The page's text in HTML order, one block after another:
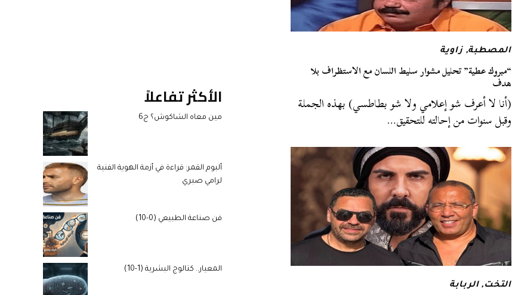
المصطبة, زاوية
“مبروك عطية” تحليل مشوار سليط اللسان مع الاستظراف بلا
هدف
(أنا لا أعرف شو إعلامي ولا شو بطاطسي) بهذه الجملة
وقبل سنوات من إحالته للتحقيق…
التخت,الربابة
الأكثر تفاعلاً
مين معاه الشاكوش؟ ج6
ألبوم القمر: قراءة في أزمة الهوية الفنية
لرامي صبري
فن صناعة الطبيعي (0-10)
المعيار.. كتالوج البشرية (1-10)